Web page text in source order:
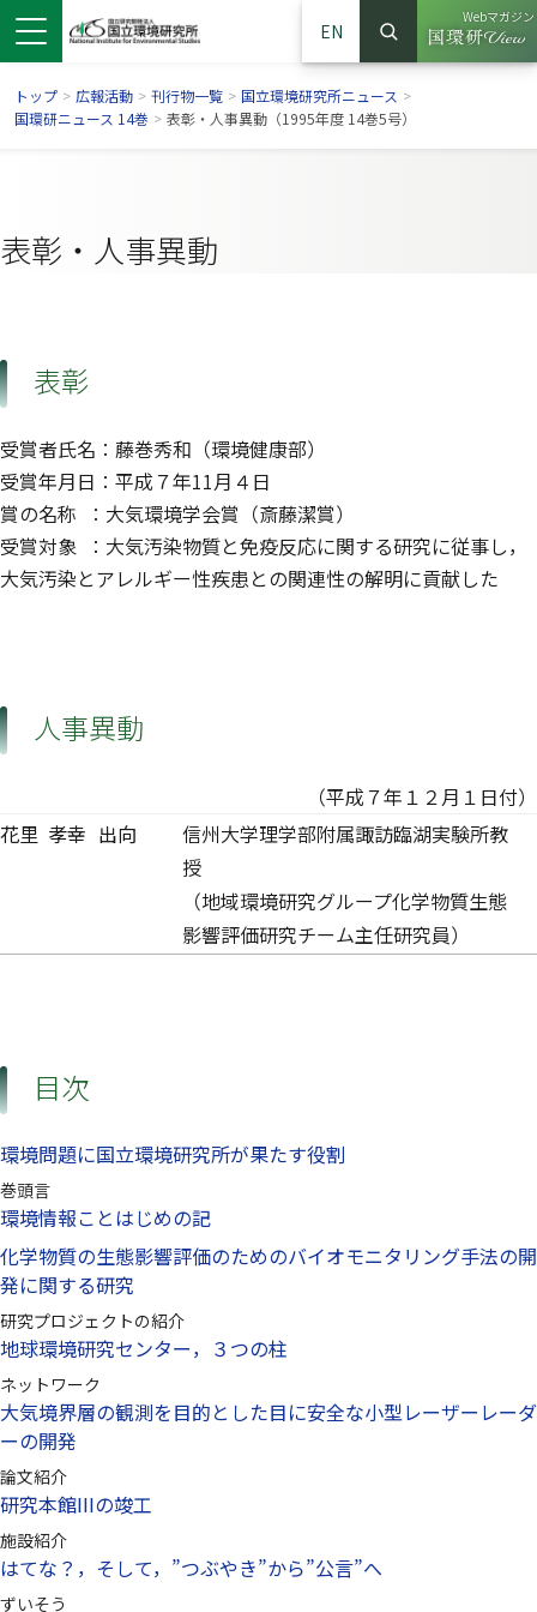
EN
サイト内検索
検索
Webマガジン
（別ウイ
トップ > 広報活動 > 刊行物一覧 > 国立環境研究所ニュース >
国環研ニュース 14巻 > 表彰・人事異動（1995年度 14巻5号）
表彰・人事異動
表彰
受賞者氏名：藤巻秀和（環境健康部）
受賞年月日：平成７年11月４日
賞の名称 ：大気環境学会賞（斎藤潔賞）
受賞対象 ：大気汚染物質と免疫反応に関する研究に従事し，
大気汚染とアレルギー性疾患との関連性の解明に貢献した
人事異動
（平成７年１２月１日付）
花里 孝幸 出向
信州大学理学部附属諏訪臨湖実験所教
授
（地域環境研究グループ化学物質生態
影響評価研究チーム主任研究員）
目次
環境問題に国立環境研究所が果たす役割
巻頭言
環境情報ことはじめの記
化学物質の生態影響評価のためのバイオモニタリング手法の開
発に関する研究
研究プロジェクトの紹介
地球環境研究センター，３つの柱
ネットワーク
大気境界層の観測を目的とした目に安全な小型レーザーレーダ
ーの開発
論文紹介
研究本館IIIの竣工
施設紹介
はてな？，そして，”つぶやき”から”公言”へ
ずいそう